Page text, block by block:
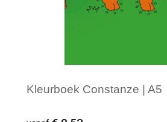
Kleurboek Constanze | A5